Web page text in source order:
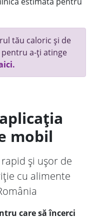
tău caloric și de
pentru a-ți atinge
mobil
rapid și ușor de
cu alimente
care să încerci